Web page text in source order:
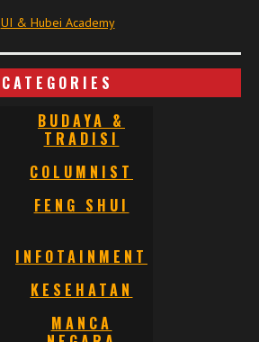
UI & Hubei Academy
CATEGORIES
BUDAYA &
TRADISI
COLUMNIST
FENG SHUI
INFOTAINMENT
KESEHATAN
MANCA